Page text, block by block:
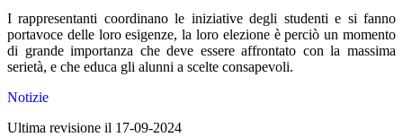
I rappresentanti coordinano le iniziative degli studenti e si fanno
portavoce delle loro esigenze, la loro elezione è perciò un momento
di grande importanza che deve essere affrontato con la massima
serietà, e che educa gli alunni a scelte consapevoli.
Notizie
Ultima revisione il 17-09-2024